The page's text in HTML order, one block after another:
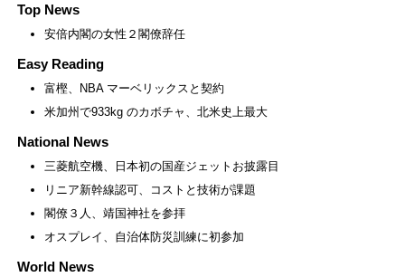
Top News
安倍内閣の女性２閣僚辞任
Easy Reading
富樫、NBA マーベリックスと契約
米加州で933kg のカボチャ、北米史上最大
National News
三菱航空機、日本初の国産ジェットお披露目
リニア新幹線認可、コストと技術が課題
閣僚３人、靖国神社を参拝
オスプレイ、自治体防災訓練に初参加
World News